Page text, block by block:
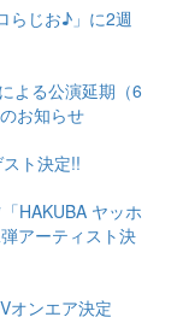
らじお♪」に2週
よる公演延期（6
お知らせ
ト決定!!
HAKUBA ヤッホ
アーティスト決
オンエア決定